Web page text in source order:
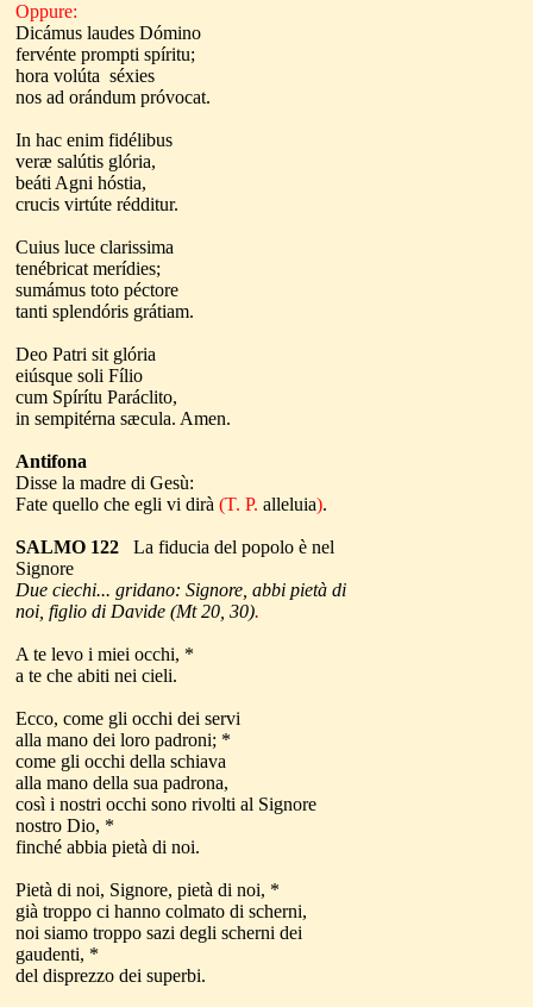
Oppure:
Dicámus laudes Dómino
fervénte prompti spíritu;
hora volúta séxies
nos ad orándum próvocat.
In hac enim fidélibus
veræ salútis glória,
beáti Agni hóstia,
crucis virtúte rédditur.
Cuius luce clarissima
tenébricat merídies;
sumámus toto péctore
tanti splendóris grátiam.
Deo Patri sit glória
eiúsque soli Fílio
cum Spírítu Paráclito,
in sempitérna sæcula. Amen.
Antifona
Disse la madre di Gesù:
Fate quello che egli vi dirà (T. P. alleluia).
SALMO 122
La fiducia del popolo è nel
Signore
Due ciechi... gridano: Signore, abbi pietà di
noi, figlio di Davide (Mt 20, 30).
A te levo i miei occhi, *
a te che abiti nei cieli.
Ecco, come gli occhi dei servi
alla mano dei loro padroni; *
come gli occhi della schiava
alla mano della sua padrona,
così i nostri occhi sono rivolti al Signore
nostro Dio, *
finché abbia pietà di noi.
Pietà di noi, Signore, pietà di noi, *
già troppo ci hanno colmato di scherni,
noi siamo troppo sazi degli scherni dei
gaudenti, *
del disprezzo dei superbi.